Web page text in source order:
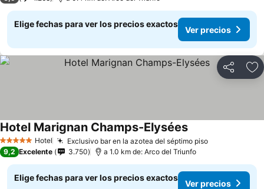
Elige fechas para ver los precios exactos
Ver precios
Compartir
5 Estrellas Hotel Exclusivo bar en la azotea del séptimo pisoVer precios
Hotel Marignan Champs-ElyséesVer precios
9,2 Excelente 3.750 a 1.0 km de: Arco del Triunfo
Elige fechas para ver los precios exactos
Ver precios